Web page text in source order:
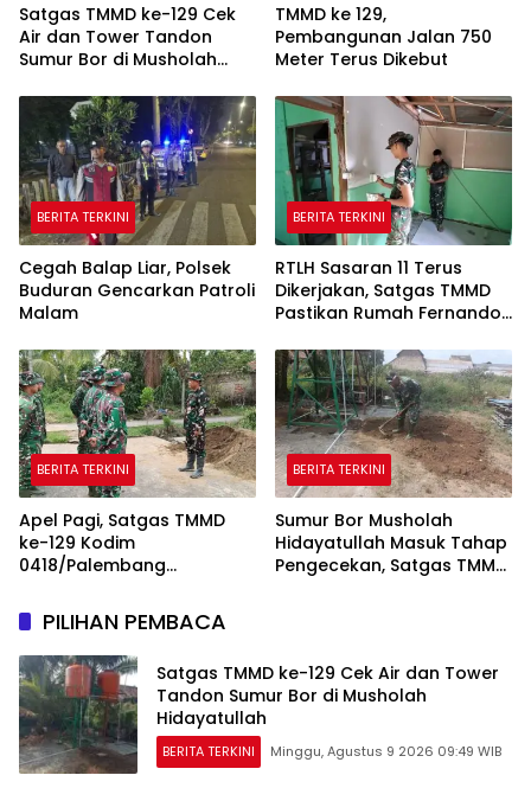
Satgas TMMD ke-129 Cek
Air dan Tower Tandon
Sumur Bor di Musholah
TMMD ke 129,
Pembangunan Jalan 750
Meter Terus Dikebut
BERITA TERKINI
Cegah Balap Liar, Polsek
Buduran Gencarkan Patroli
Malam
BERITA TERKINI
RTLH Sasaran 11 Terus
Dikerjakan, Satgas TMMD
Pastikan Rumah Fernando
BERITA TERKINI
Apel Pagi, Satgas TMMD
ke-129 Kodim
0418/Palembang
Sebelum Bertugas
BERITA TERKINI
Sumur Bor Musholah
Hidayatullah Masuk Tahap
Pengecekan, Satgas TMMD
PILIHAN PEMBACA
Satgas TMMD ke-129 Cek Air dan Tower
Tandon Sumur Bor di Musholah
Hidayatullah
BERITA TERKINI Minggu, Agustus 9 2026 09:49 WIB